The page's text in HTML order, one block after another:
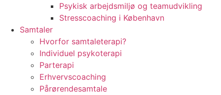
Psykisk arbejdsmiljø og teamudvikling
Stresscoaching i København
Samtaler
Hvorfor samtaleterapi?
Individuel psykoterapi
Parterapi
Erhvervscoaching
Pårørendesamtale